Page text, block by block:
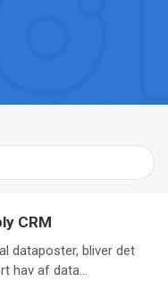
CRM
dataposter, bliver det
af data...